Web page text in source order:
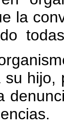
la
su hijo,